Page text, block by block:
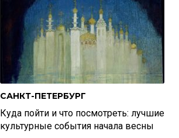
САНКТ-ПЕТЕРБУРГ
Куда пойти и что посмотреть: лучшие
культурные события начала весны